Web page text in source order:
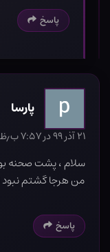
پاسخ
پارسا
۲۱ آذر ۹۹ در ۷:۵۷ ب٫ظ
سلام ، پشت صحنه
من هرجا گشتم
پاسخ